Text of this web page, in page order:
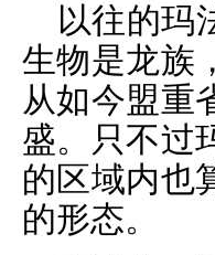
以往的玛
生物是龙族
从如今盟重
盛。只不过
的区域内也
的形态。